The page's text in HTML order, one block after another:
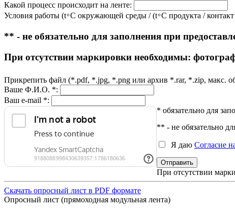
Какой процесс происходит на ленте:
Условия работы (t ͦ C окружающей среды / (t ͦ C продукта /
** - не обязательно для заполнения при
При отсутствии маркировки необходимы:
Прикрепить файл (*.pdf, *.jpg, *.png или архив *.rar, *.zip, макс.
Ваше Ф.И.О. *:
Ваш e-mail *:
* обязательно для
** - не обязательно
Я даю Согласие
При отсутствии
Скачать опросный лист в PDF формате
Опросный лист (прямоходная модульная лента)